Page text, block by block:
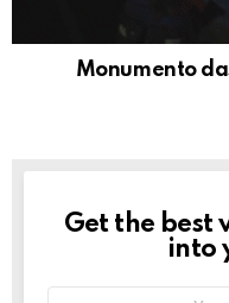
Monumento
NEWSLETTER
Get the best
into